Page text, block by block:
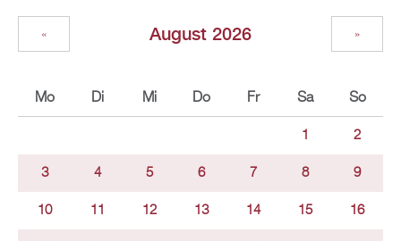
August 2026
« »
Mo Di Mi Do Fr Sa So
1 2
3 4 5 6 7 8 9
10 11 12 13 14 15 16